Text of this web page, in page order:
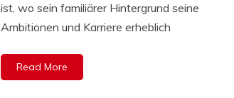
ist, wo sein familiärer Hintergrund seine
Ambitionen und Karriere erheblich
Read More